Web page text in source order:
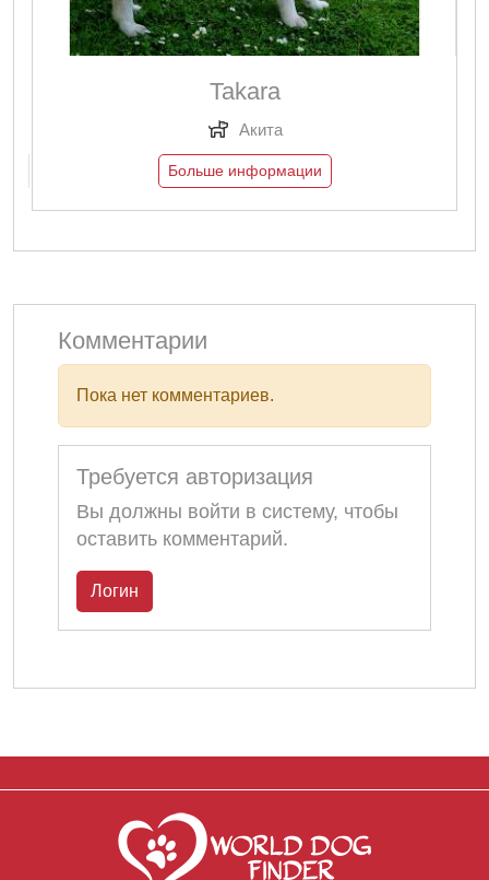
Takara
Акита
Больше информации
Комментарии
Пока нет комментариев.
Требуется авторизация
Вы должны войти в систему, чтобы
оставить комментарий.
Логин